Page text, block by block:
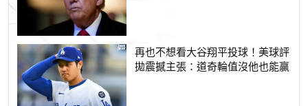
再也不想看大谷翔平投球！美球評
拋震撼主張：道奇輪值沒他也能贏